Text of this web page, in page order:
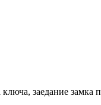
заедание